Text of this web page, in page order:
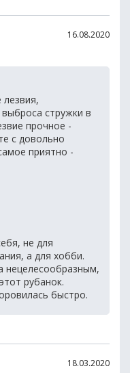
16.08.2020
лезвия,
стружки в
прочное -
с довольно
приятно -
не для
а для хобби.
нецелесообразным,
рубанок.
быстро.
18.03.2020